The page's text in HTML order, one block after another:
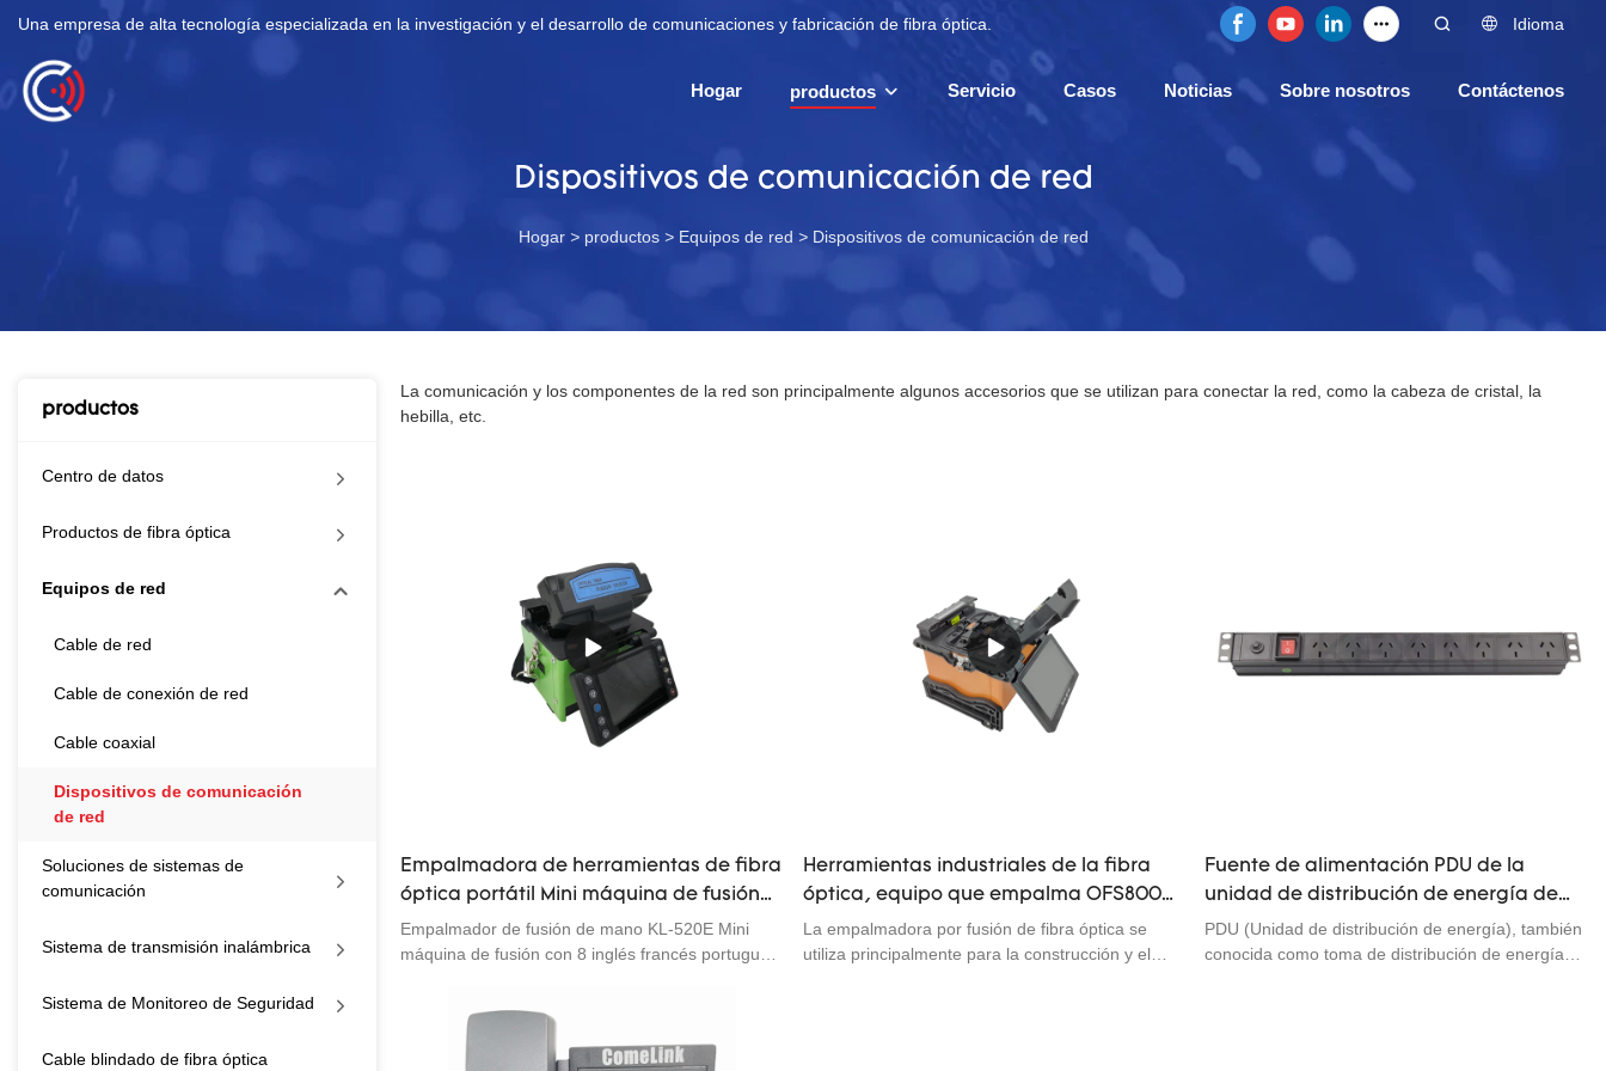
Una empresa de alta tecnología especializada en la investigación y el desarrollo de comunicaciones y fabricación de fibra óptica. Idioma
Hogar productos Servicio Casos Noticias Sobre nosotros Contáctenos
Dispositivos de comunicación de red
Hogar > productos > Equipos de red > Dispositivos de comunicación de red
productos
Centro de datos
Productos de fibra óptica
Equipos de red
Cable de red
Cable de conexión de red
Cable coaxial
Dispositivos de comunicación
de red
Soluciones de sistemas de
comunicación
Sistema de transmisión inalámbrica
Sistema de Monitoreo de Seguridad
Cable blindado de fibra óptica
La comunicación y los componentes de la red son principalmente algunos accesorios que se utilizan para conectar la red, como la cabeza de cristal, la
hebilla, etc.
Empalmadora de herramientas de fibra
óptica portátil Mini máquina de fusión
eléctrica KL-500 1,3 kg
Empalmador de fusión de mano KL-520E Mini
máquina de fusión con 8 inglés francés portugués
X&Pantalla de vistas Y o pantalla única X/Y4: de
mano& portátil5: Tamaño: 125 × 105 × 113
Herramientas industriales de la fibra
óptica, equipo que empalma OFS800
de la fibra del cuadrado de la aleación
del metal
La empalmadora por fusión de fibra óptica se
utiliza principalmente para la construcción y el
Fuente de alimentación PDU de la
unidad de distribución de energía de
aleación de aluminio de 6 orificios
KEXINT para gabinete de red
PDU (Unidad de distribución de energía), también
conocida como toma de distribución de energía